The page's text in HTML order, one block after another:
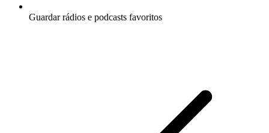
Guardar rádios e podcasts favoritos